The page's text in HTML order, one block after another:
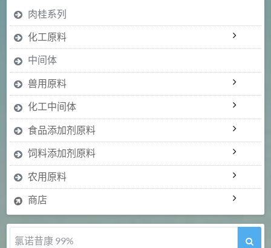
肉桂系列
化工原料
中间体
兽用原料
化工中间体
食品添加剂原料
饲料添加剂原料
农用原料
商店
氯诺昔康 99%